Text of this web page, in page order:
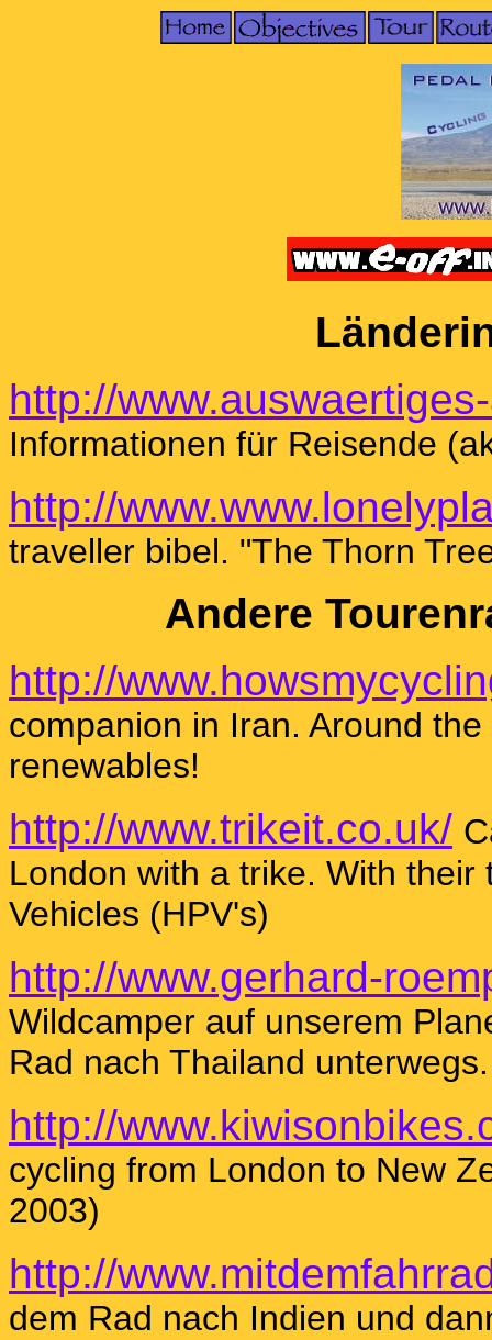
http://
Informationen für Reisende
http://
traveller bibel. "The Thorn
Andere
http://
companion in Iran. Around
renewables!
http://www.trikeit.co.uk/
London with a trike. With
Vehicles (HPV's)
http://www.gerhard-
Wildcamper auf unserem
Rad nach Thailand unterwegs.
http://
cycling from London to New
2003)
http://
dem Rad nach Indien und